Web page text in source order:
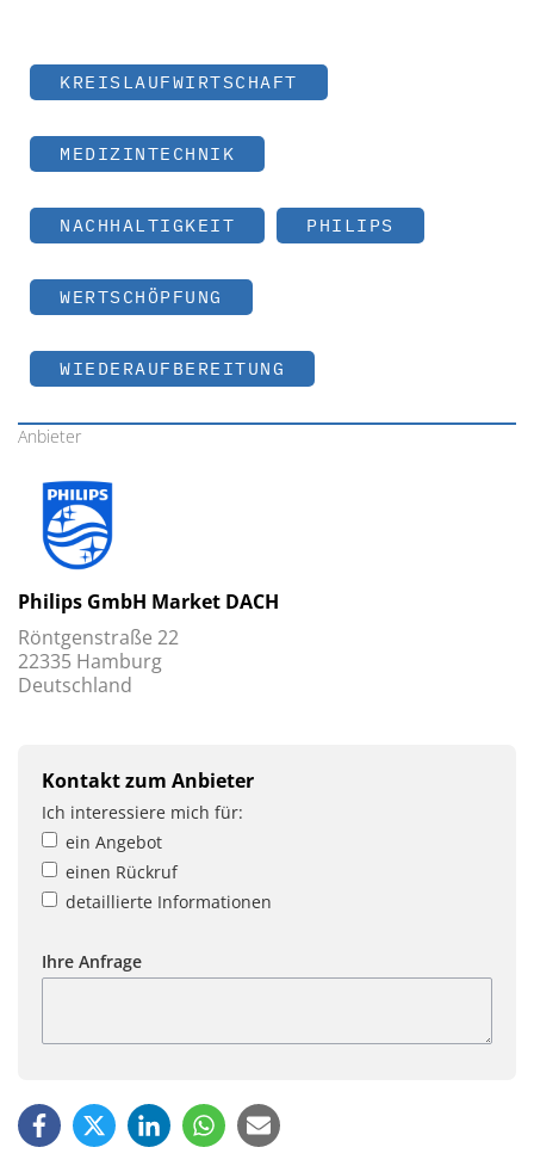
KREISLAUFWIRTSCHAFT
MEDIZINTECHNIK
NACHHALTIGKEIT PHILIPS
WERTSCHÖPFUNG
WIEDERAUFBEREITUNG
Anbieter
Philips GmbH Market DACH
Röntgenstraße 22
22335 Hamburg
Deutschland
Kontakt zum Anbieter
Ich interessiere mich für:
ein Angebot
einen Rückruf
detaillierte Informationen
Ihre Anfrage